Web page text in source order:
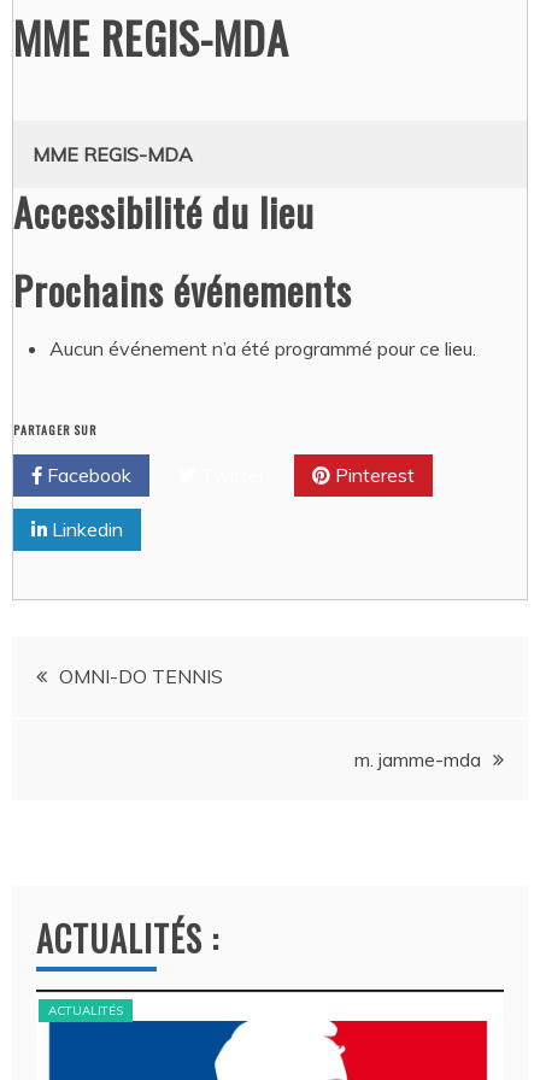
MME REGIS-MDA
MME REGIS-MDA
Accessibilité du lieu
Prochains événements
Aucun événement n’a été programmé pour ce lieu.
PARTAGER SUR
Facebook Pinterest
Linkedin
Navigation
OMNI-DO TENNIS
m. jamme-mda
ACTUALITÉS :
ACTUALITÉS